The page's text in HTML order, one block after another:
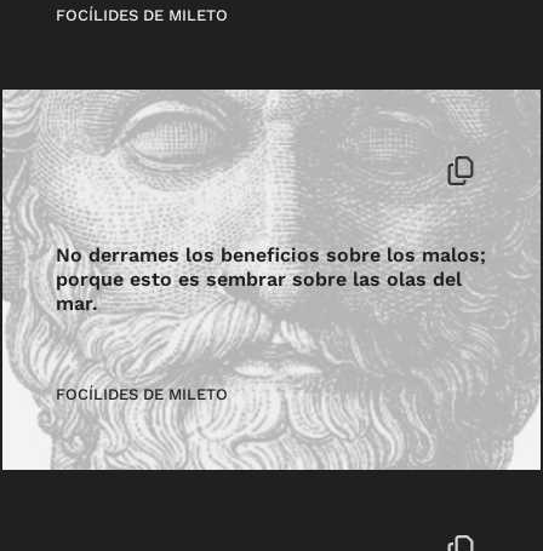
FOCÍLIDES DE MILETO
No derrames los beneficios sobre los malos;
porque esto es sembrar sobre las olas del
mar.
FOCÍLIDES DE MILETO